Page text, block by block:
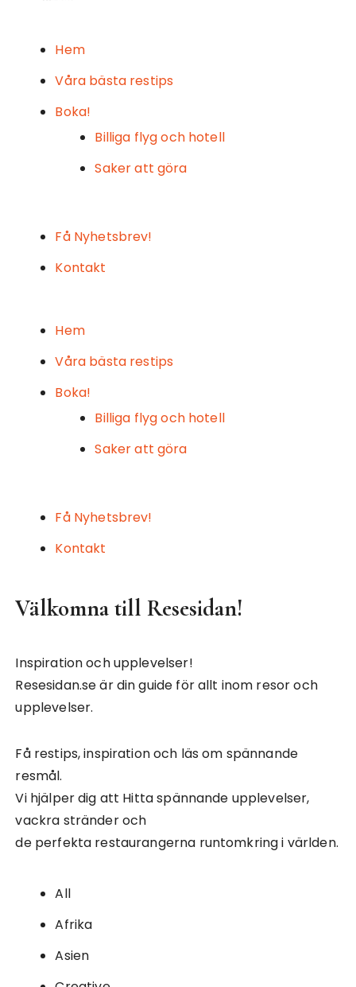
Hem
Våra bästa restips
Boka!
Billiga flyg och hotell
Saker att göra
Få Nyhetsbrev!
Kontakt
Hem
Våra bästa restips
Boka!
Billiga flyg och hotell
Saker att göra
Få Nyhetsbrev!
Kontakt
Välkomna till Resesidan!
Inspiration och upplevelser!
Resesidan.se är din guide för allt inom resor och
upplevelser.
Få restips, inspiration och läs om spännande
resmål.
Vi hjälper dig att Hitta spännande upplevelser,
vackra stränder och
de perfekta restaurangerna runtomkring i världen.
All
Afrika
Asien